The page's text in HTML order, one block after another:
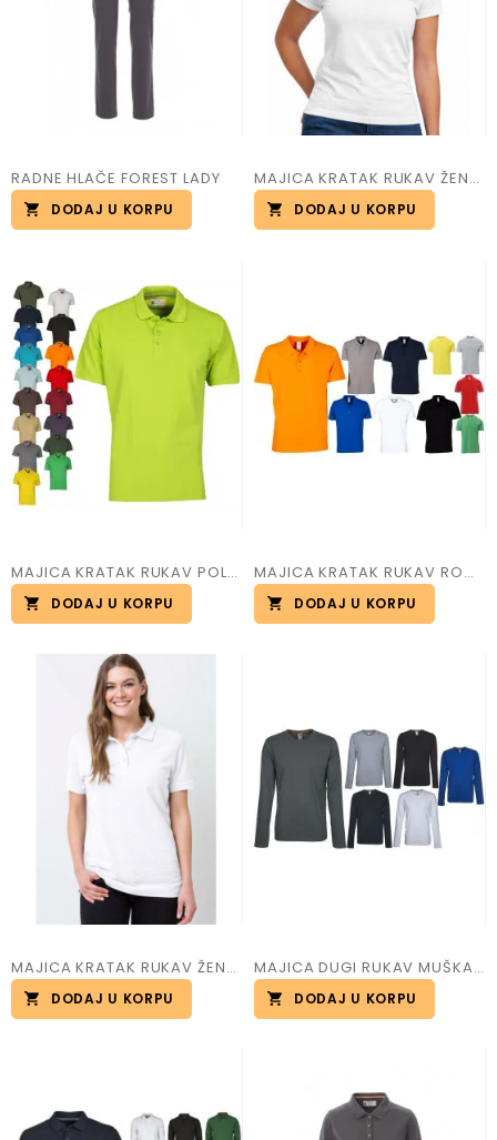
RADNE HLAČE FOREST LADY
DODAJ U KORPU
MAJICA KRATAK RUKAV ŽENSKA SUNSET
DODAJ U KORPU
MAJICA KRATAK RUKAV POLO MUŠKA VENICE
DODAJ U KORPU
MAJICA KRATAK RUKAV ROMA
DODAJ U KORPU
MAJICA KRATAK RUKAV ŽENSKA VENICE
DODAJ U KORPU
MAJICA DUGI RUKAV MUŠKA, PINETA
DODAJ U KORPU